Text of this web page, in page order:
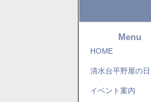
Menu
HOME
清水台平野屋の日
イベント案内